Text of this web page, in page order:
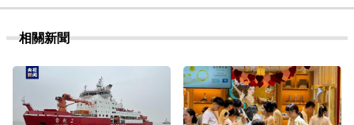
相關新聞